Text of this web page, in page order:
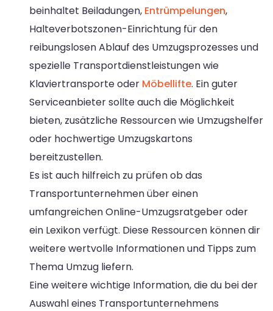
beinhaltet Beiladungen, Entrümpelungen,
Halteverbotszonen-Einrichtung für den
reibungslosen Ablauf des Umzugsprozesses und
spezielle Transportdienstleistungen wie
Klaviertransporte oder Möbellifte. Ein guter
Serviceanbieter sollte auch die Möglichkeit
bieten, zusätzliche Ressourcen wie Umzugshelfer
oder hochwertige Umzugskartons
bereitzustellen.
Es ist auch hilfreich zu prüfen ob das
Transportunternehmen über einen
umfangreichen Online-Umzugsratgeber oder
ein Lexikon verfügt. Diese Ressourcen können dir
weitere wertvolle Informationen und Tipps zum
Thema Umzug liefern.
Eine weitere wichtige Information, die du bei der
Auswahl eines Transportunternehmens